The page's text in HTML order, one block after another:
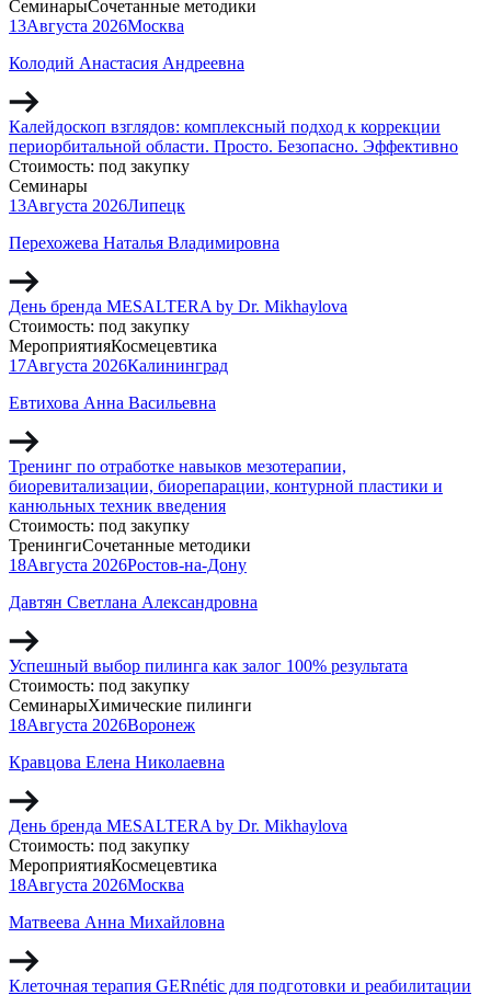
СеминарыСочетанные методики
13Августа 2026Москва
Колодий Анастасия Андреевна
Калейдоскоп взглядов: комплексный подход к коррекции
периорбитальной области. Просто. Безопасно. Эффективно
Стоимость: под закупку
Семинары
13Августа 2026Липецк
Перехожева Наталья Владимировна
День бренда MESALTERA by Dr. Mikhaylova
Стоимость: под закупку
МероприятияКосмецевтика
17Августа 2026Калининград
Евтихова Анна Васильевна
Тренинг по отработке навыков мезотерапии,
биоревитализации, биорепарации, контурной пластики и
канюльных техник введения
Стоимость: под закупку
ТренингиСочетанные методики
18Августа 2026Ростов-на-Дону
Давтян Светлана Александровна
Успешный выбор пилинга как залог 100% результата
Стоимость: под закупку
СеминарыХимические пилинги
18Августа 2026Воронеж
Кравцова Елена Николаевна
День бренда MESALTERA by Dr. Mikhaylova
Стоимость: под закупку
МероприятияКосмецевтика
18Августа 2026Москва
Матвеева Анна Михайловна
Клеточная терапия GERnétic для подготовки и реабилитации